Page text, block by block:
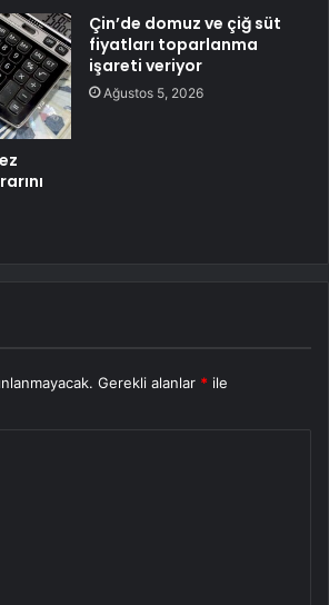
Çin’de domuz ve çiğ süt
fiyatları toparlanma
işareti veriyor
Ağustos 5, 2026
Gerekli alanlar * ile